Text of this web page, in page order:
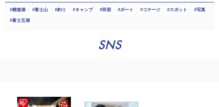
精進湖 富士山 釣り キャンプ 民宿 ボート コテージ スポット 写真
富士五湖
SNS